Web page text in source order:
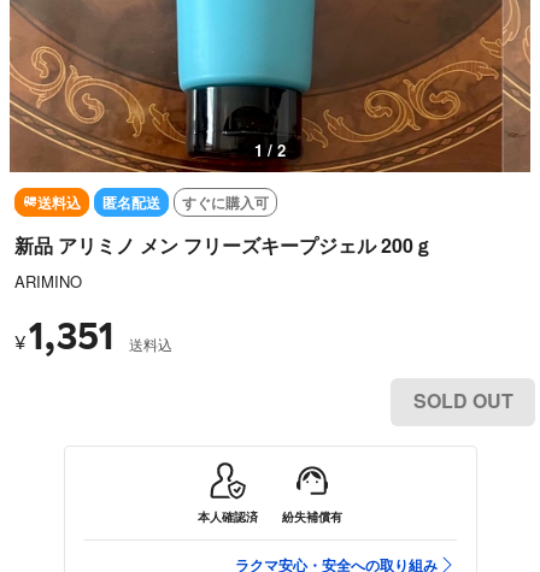
1 / 2
送料込 匿名配送 すぐに購入可
新品 アリミノ メン フリーズキープジェル 200ｇ
ARIMINO
¥1,351 送料込
SOLD OUT
本人確認済 紛失補償有
ラクマ安心・安全への取り組み